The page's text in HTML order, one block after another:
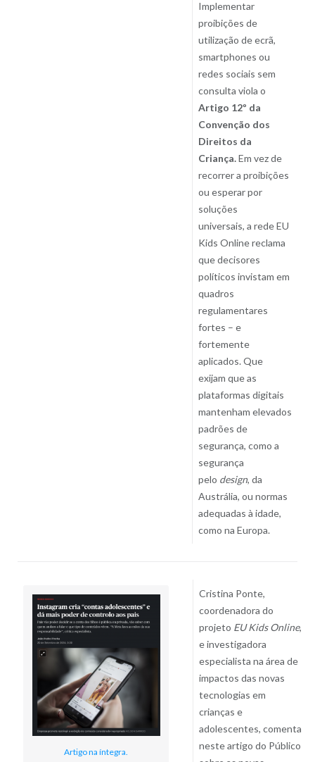
Implementar
proibições de
utilização de ecrã,
smartphones ou
redes sociais sem
consulta viola o
Artigo 12º da
Convenção dos
Direitos da
Criança.Em vez de
recorrer a proibições
ou esperar por
soluções
universais, a rede EU
Kids Online reclama
que decisores
políticos invistam em
quadros
regulamentares
fortes – e
fortemente
aplicados. Que
exijam que as
plataformas digitais
mantenham elevados
padrões de
segurança, como a
segurança
pelo design, da
Austrália, ou normas
adequadas à idade,
como na Europa.
Artigo na íntegra.
Cristina Ponte,
coordenadora do
projeto EU Kids Online,
e investigadora
especialista na área de
impactos das novas
tecnologias em
crianças e
adolescentes, comenta
neste artigo do Público